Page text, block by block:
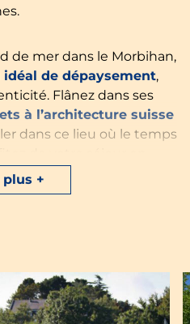
plus
de mer dans le Morbihan,
idéal de dépaysement,
Flânez dans ses
à l’architecture suisse
dans ce lieu où le temps
des merveilles
à Carnac, Sarzeau
parcourir des musées,